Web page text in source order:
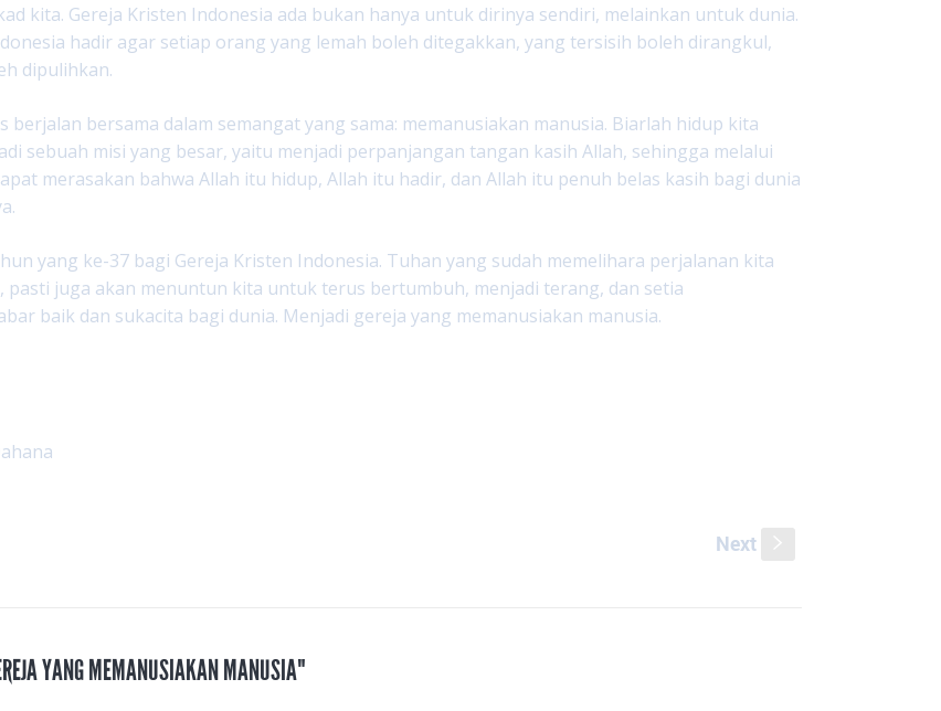
kita. Gereja Kristen Indonesia ada bukan hanya untuk dirinya sendiri, melainkan untuk dunia.
hadir agar setiap orang yang lemah boleh ditegakkan, yang tersisih boleh dirangkul,
dipulihkan.
berjalan bersama dalam semangat yang sama: memanusiakan manusia. Biarlah hidup kita
sebuah misi yang besar, yaitu menjadi perpanjangan tangan kasih Allah, sehingga melalui
merasakan bahwa Allah itu hidup, Allah itu hadir, dan Allah itu penuh belas kasih bagi dunia
yang ke-37 bagi Gereja Kristen Indonesia. Tuhan yang sudah memelihara perjalanan kita
pasti juga akan menuntun kita untuk terus bertumbuh, menjadi terang, dan setia
baik dan sukacita bagi dunia. Menjadi gereja yang memanusiakan manusia.
Next
YANG MEMANUSIAKAN MANUSIA"